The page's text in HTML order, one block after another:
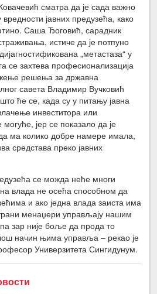
сматра да је сада важно
јавних предузећа, како
Саша Ђоговић, сарадник
истиче да је потпуно
„метастаза“ у
се захтева професионализација
решења за државна
савета Владимир Вучковић
ће се, када су у питању јавна
инвеститора или
могуће, јер се показало да је
ма колико добре намере имала,
средстава преко јавних
се можда неће многи
влада не осећа способном да
и ако једна влада заиста има
менаџери управљају нашим
зар није боље да прода то
начин њима управља – рекао је
Универзитета Сингидунум.